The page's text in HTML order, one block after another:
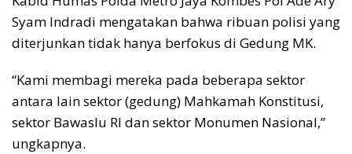
Syam Indradi mengatakan bahwa ribuan polisi yang
diterjunkan tidak hanya berfokus di Gedung MK.
“Kami membagi mereka pada beberapa sektor
antara lain sektor (gedung) Mahkamah Konstitusi,
sektor Bawaslu RI dan sektor Monumen Nasional,”
ungkapnya.